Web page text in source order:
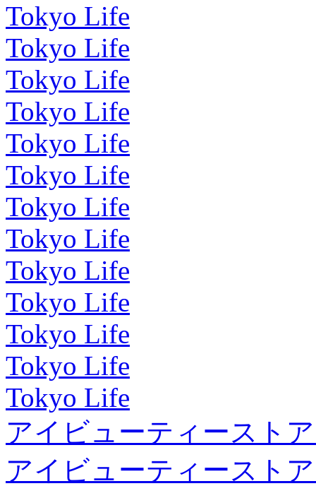
Tokyo Life
Tokyo Life
Tokyo Life
Tokyo Life
Tokyo Life
Tokyo Life
Tokyo Life
Tokyo Life
Tokyo Life
Tokyo Life
Tokyo Life
Tokyo Life
Tokyo Life
アイビューティースト
アイビューティースト